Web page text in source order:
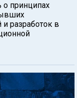
принципах
разработок в